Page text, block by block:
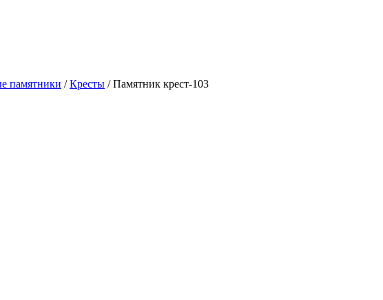
памятники /Кресты / Памятник крест-103